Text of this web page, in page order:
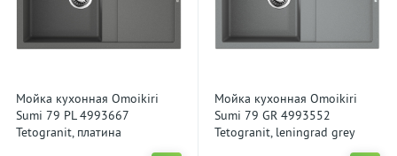
Мойка кухонная Omoikiri
Sumi 79 PL 4993667
Tetogranit, платина
Мойка кухонная Omoikiri
Sumi 79 GR 4993552
Tetogranit, leningrad grey